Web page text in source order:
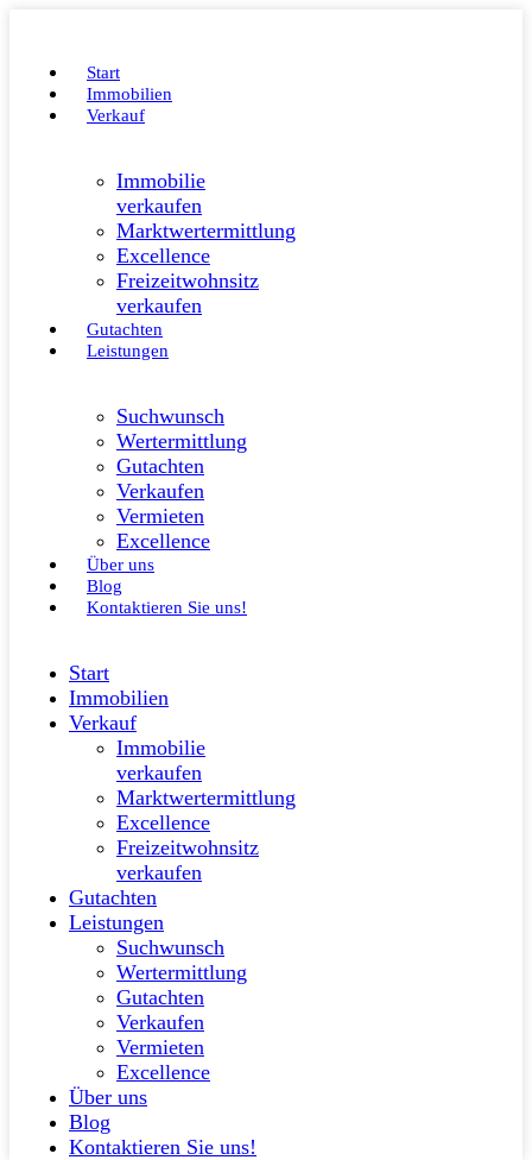
Start
Immobilien
Verkauf
Immobilie
verkaufen
Marktwertermittlung
Excellence
Freizeitwohnsitz
verkaufen
Gutachten
Leistungen
Suchwunsch
Wertermittlung
Gutachten
Verkaufen
Vermieten
Excellence
Über uns
Blog
Kontaktieren Sie uns!
Start
Immobilien
Verkauf
Immobilie
verkaufen
Marktwertermittlung
Excellence
Freizeitwohnsitz
verkaufen
Gutachten
Leistungen
Suchwunsch
Wertermittlung
Gutachten
Verkaufen
Vermieten
Excellence
Über uns
Blog
Kontaktieren Sie uns!